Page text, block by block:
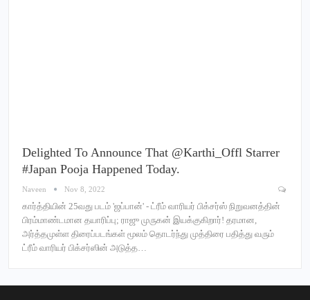
Delighted To Announce That @Karthi_Offl Starrer
#Japan Pooja Happened Today.
Naveen Nov 8, 2022
கார்த்தியின் 25வது படம் 'ஜப்பான்' - ட்ரீம் வாரியர் பிக்சர்ஸ் நிறுவனத்தின்
பிரம்மாண்டமான தயாரிப்பு; ராஜு முருகன் இயக்குகிறார்! தரமான,
அர்த்தமுள்ள திரைப்படங்கள் மூலம் தொடர்ந்து முத்திரை பதித்து வரும்
ட்ரீம் வாரியர் பிக்சர்ஸின் அடுத்த…